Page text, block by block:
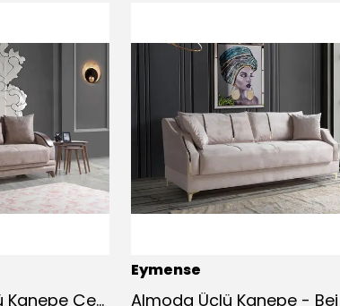
Asos Çekyatlı Üçlü Kanepe Çekyat
Eymense
Almoda Üçlü Kanepe - Bej